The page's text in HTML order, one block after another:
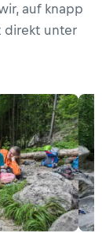
auf knapp
direkt unter